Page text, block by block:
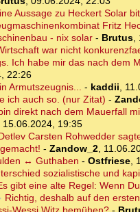
Aussage zu Heckert Solar
Fritz
- nix solar- Brutus,
war nicht
Ich habe mir das nach dem
22:26
Armutszeugnis... - kaddii,
ich auch so. (nur Zitat) -
direkt nach dem Mauerfall
15.06.2024, 19:35
Carsten Rohwedder
- Zandow_2,
↔ Guthaben - Ostfriese,
sozialistische und
gibt eine alte Regel: Wenn
Richtig, deshalb auf den